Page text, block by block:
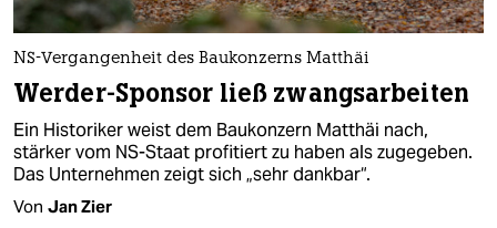
NS-Vergangenheit des Baukonzerns Matthäi
Werder-Sponsor ließ zwangsarbeiten
Ein Historiker weist dem Baukonzern Matthäi nach,
stärker vom NS-Staat profitiert zu haben als zugegeben.
Das Unternehmen zeigt sich „sehr dankbar“.
Von Jan Zier